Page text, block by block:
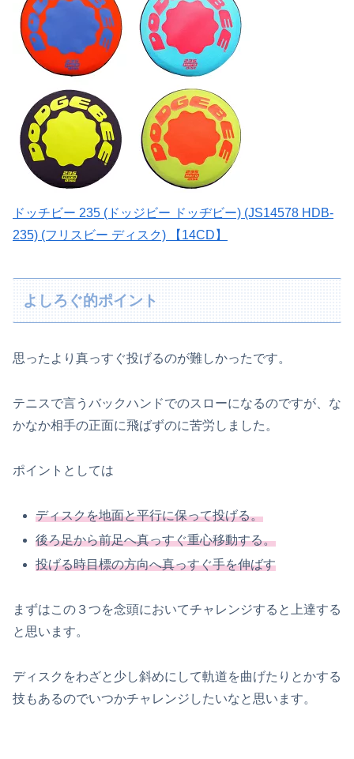
ドッチビー 235 (ドッジビー ドッヂビー) (JS14578 HDB-
235) (フリスビー ディスク) 【14CD】
よしろぐ的ポイント
思ったより真っすぐ投げるのが難しかったです。
テニスで言うバックハンドでのスローになるのですが、な
かなか相手の正面に飛ばずのに苦労しました。
ポイントとしては
ディスクを地面と平行に保って投げる。
後ろ足から前足へ真っすぐ重心移動する。
投げる時目標の方向へ真っすぐ手を伸ばす
まずはこの３つを念頭においてチャレンジすると上達する
と思います。
ディスクをわざと少し斜めにして軌道を曲げたりとかする
技もあるのでいつかチャレンジしたいなと思います。